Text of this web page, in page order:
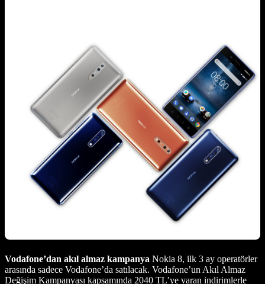
Vodafone’dan akıl almaz kampanya Nokia 8, ilk 3 ay operatörler
arasında sadece Vodafone’da satılacak. Vodafone’un Akıl Almaz
Değişim Kampanyası kapsamında 2040 TL’ye varan indirimlerle